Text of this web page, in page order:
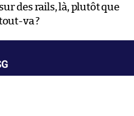
des rails, là, plutôt que
va ?